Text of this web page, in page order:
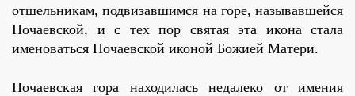
отшельникам, подвизавшимся на горе, называвшейся
Почаевской, и с тех пор святая эта икона стала
именоваться Почаевской иконой Божией Матери.
Почаевская гора находилась недалеко от имения